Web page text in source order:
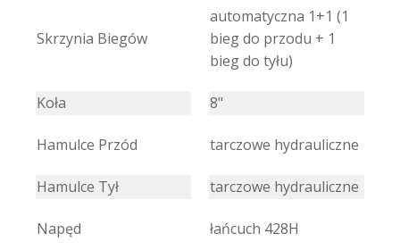
Skrzynia Biegów
automatyczna 1+1 (1
bieg do przodu + 1
bieg do tyłu)
Koła 8"
Hamulce Przód tarczowe hydrauliczne
Hamulce Tył tarczowe hydrauliczne
Napęd łańcuch 428H